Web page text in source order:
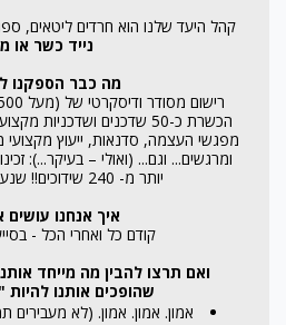
קהל היעד שלנו הוא חרדים ליטאים,
נייד כשר או
מה כבר הספקנו
הכשרת כ-50 שדכנים
מפגשי העצמה, סדנאות, ייעוץ מקצועי
ומרגשים... וגם... (ואולי – בעיקר...):
יותר מ- 240 שידוכים!! שנעשו דרך הארגון.
איך אנחנו
קודם כל ואחרי הכל -
ואם תרצו להבין מה מייחד
שהופכים אותנו
אמון. אמון. אמון. (לא